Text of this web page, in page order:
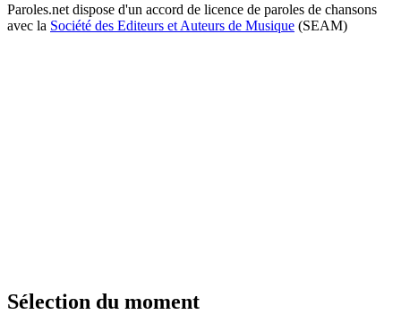
Paroles.net dispose d'un accord de licence de paroles de chansons
avec la Société des Editeurs et Auteurs de Musique (SEAM)
Sélection du moment